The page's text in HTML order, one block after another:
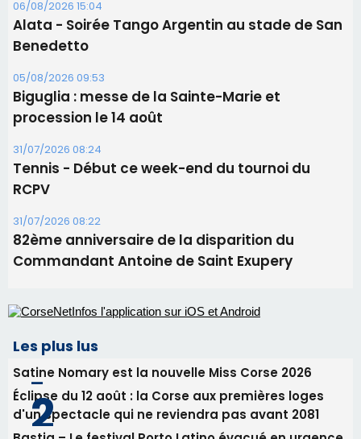
06/08/2026 15:57
Ucciani – Marché des producteurs à Cruculi le
11 août
06/08/2026 15:25
Corte – L’association A Nuciola organise une
projection sous les étoiles
06/08/2026 15:04
Alata - Soirée Tango Argentin au stade de San
Benedetto
05/08/2026 09:53
Biguglia : messe de la Sainte-Marie et
procession le 14 août
Tennis - Début ce week-end du tournoi du
RCPV
31/07/2026 08:22
82ème anniversaire de la disparition du
Commandant Antoine de Saint Exupery